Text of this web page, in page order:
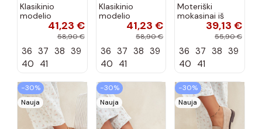
Klasikinio
modelio
aukštakulniai
šokolado
spalvos Nesha
41,23 €
58,90 €
36 37 38 39
40 41
Klasikinio
modelio
aukštakulniai
bordo spalvos
Nesha
41,23 €
58,90 €
36 37 38 39
40 41
Moteriški
mokasinai iš
dirbtinės
zomšos, bordo
39,13 €
55,90 €
36 37 38 39
40 41
−30%
Nauja
−30%
Nauja
−30%
Nauja